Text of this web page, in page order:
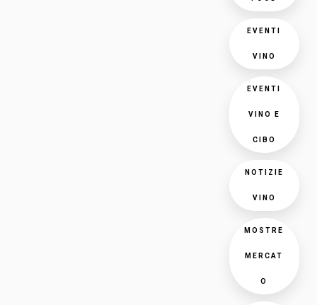
EVENTI
VINO
EVENTI
VINO E
CIBO
NOTIZIE
VINO
MOSTRE
MERCAT
O